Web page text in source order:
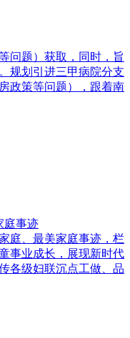
问题）获取，同时，旨
规划引进三甲病院分支
政策等问题），跟着南
庭事迹
庭、最美家庭事迹，栏
事业成长，展现新时代
各级妇联沉点工做、品